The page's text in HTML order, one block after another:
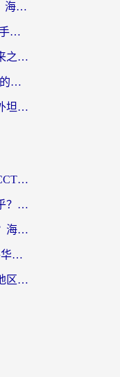
Sky光·遇在国外怎么加速玩？海外党亲测有效的国服游戏加速指南
在欧洲能玩天下-异兽山海吗手游？海外玩家的加速器生存指南
在欧洲怎么打绝地求生：未来之役不卡？留学生亲测的加速器避坑指南
人在美国玩BanG加速器，我的延迟终于绿了
海外玩坦克世界总卡顿？海外坦克世界加速器有哪些？实测好用的选择在这里
海外党亲测：在海外如何看CCTV？告别“仅限大陆播放”的实用指南
央视影音在海外可以看吗知乎？留学生亲测：3步解决地域限制+追剧自由
在国外怎么看咪咕视频软件？海外党亲测有效的回国加速方案
12123在国外能登录吗？海外华人必看的回国加速实用指南
海外党追剧必备：手机解除地区限制app怎么选？解决央视视频&国内剧地区限制全指南